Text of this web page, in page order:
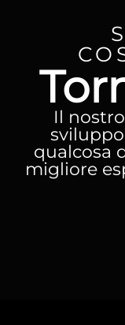
Il
qualcosa
migliore